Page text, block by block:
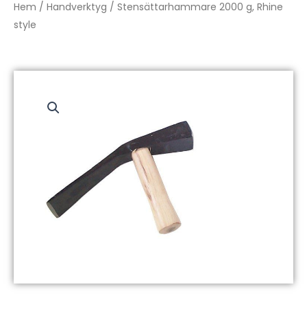
Hem / Handverktyg / Stensättarhammare 2000 g, Rhine
style